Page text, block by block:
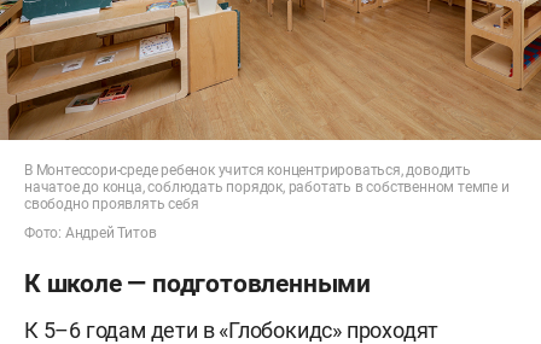
В Монтессори-среде ребенок учится концентрироваться, доводить
начатое до конца, соблюдать порядок, работать в собственном темпе и
свободно проявлять себя
Фото: Андрей Титов
К школе — подготовленными
К 5–6 годам дети в «Глобокидс» проходят